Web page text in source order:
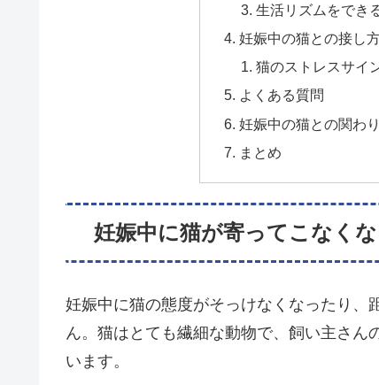
生活リズムをでき
妊娠中の猫との接し
猫のストレスサイ
よくある質問
妊娠中の猫との関わ
まとめ
妊娠中に猫が寄ってこなく
妊娠中に猫の態度がそっけなくなったり、
ん。猫はとても繊細な動物で、飼い主さん
います。